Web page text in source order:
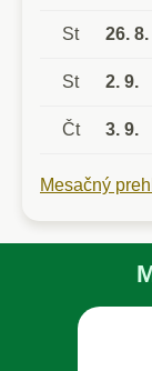
St 26. 8.
St 2. 9.
Čt 3. 9.
Mesačný